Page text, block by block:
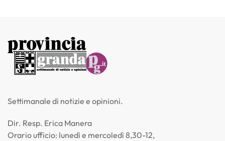
Settimanale di notizie e opinioni.
Dir. Resp. Erica Manera
Orario ufficio: lunedì e mercoledì 8,30-12,